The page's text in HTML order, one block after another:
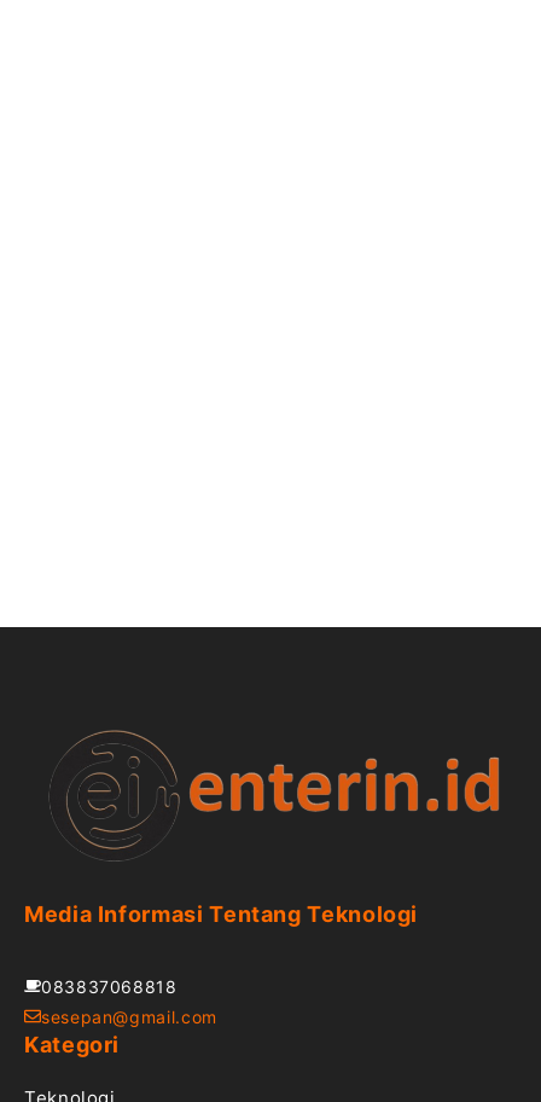
Media Informasi Tentang Teknologi
083837068818
sesepan@gmail.com
Kategori